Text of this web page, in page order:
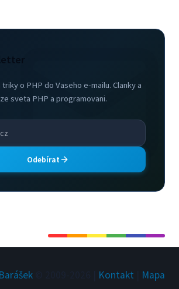
o PHP do Vaseho e-mailu. Clanky a
sveta PHP a programovani.
Odebírat
Kontakt
Mapa